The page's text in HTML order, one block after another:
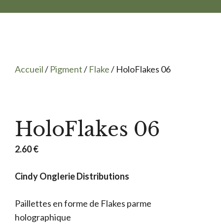
Accueil/ Pigment/ Flake/ HoloFlakes 06
HoloFlakes 06
2.60€
Cindy Onglerie Distributions
Paillettes en forme de Flakes parme
holographique